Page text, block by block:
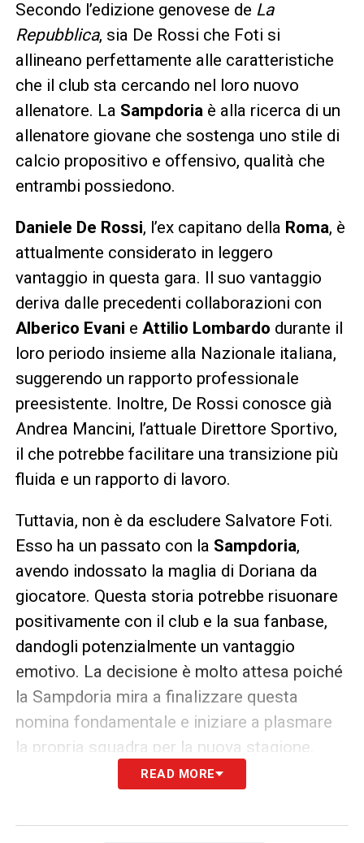
Secondo l’edizione genovese de La
Repubblica, sia De Rossi che Foti si
allineano perfettamente alle caratteristiche
che il club sta cercando nel loro nuovo
allenatore. La Sampdoriaè alla ricerca di un
allenatore giovane che sostenga uno stile di
calcio propositivo e offensivo, qualità che
entrambi possiedono.
Daniele De Rossi, l’ex capitano della Roma, è
attualmente considerato in leggero
vantaggio in questa gara. Il suo vantaggio
deriva dalle precedenti collaborazioni con
Alberico Evani e Attilio Lombardo durante il
loro periodo insieme alla Nazionale italiana,
suggerendo un rapporto professionale
preesistente. Inoltre, De Rossi conosce già
Andrea Mancini, l’attuale Direttore Sportivo,
il che potrebbe facilitare una transizione più
fluida e un rapporto di lavoro.
Tuttavia, non è da escludere Salvatore Foti.
Esso ha un passato con la Sampdoria,
avendo indossato la maglia di Doriana da
giocatore. Questa storia potrebbe risuonare
positivamente con il club e la sua fanbase,
dandogli potenzialmente un vantaggio
emotivo. La decisione è molto attesa poiché
la Sampdoria mira a finalizzare questa
nomina fondamentale e iniziare a plasmare
la propria squadra per la nuova stagione.
READ MORE